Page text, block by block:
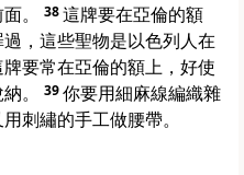
。
38這牌要在亞倫的額
，這些聖物是以色列人在
要常在亞倫的額上，好使
。
39你要用細麻線編織雜
刺繡的手工做腰帶。